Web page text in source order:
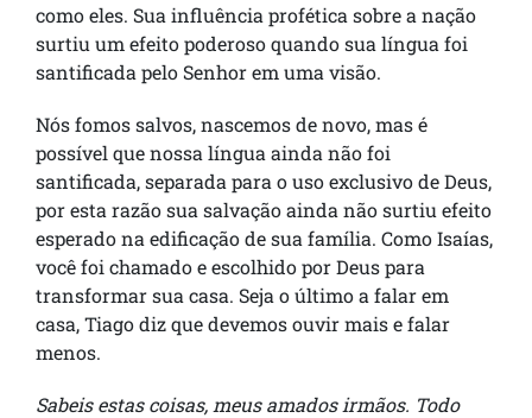
como eles. Sua influência profética sobre a nação
surtiu um efeito poderoso quando sua língua foi
santificada pelo Senhor em uma visão.
Nós fomos salvos, nascemos de novo, mas é
possível que nossa língua ainda não foi
santificada, separada para o uso exclusivo de Deus,
por esta razão sua salvação ainda não surtiu efeito
esperado na edificação de sua família. Como Isaías,
você foi chamado e escolhido por Deus para
transformar sua casa. Seja o último a falar em
casa, Tiago diz que devemos ouvir mais e falar
menos.
Sabeis estas coisas, meus amados irmãos. Todo